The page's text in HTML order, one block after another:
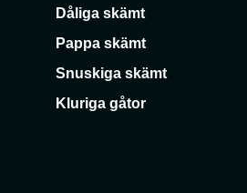
Dåliga skämt
Pappa skämt
Snuskiga skämt
Kluriga gåtor